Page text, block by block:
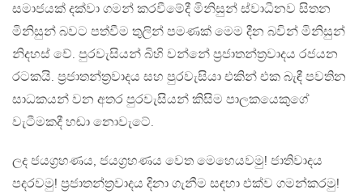
සමාජයක් දක්වා ගමන් කරවීමේදී මිනිසුන් ස්වාධීනව සිතන
මිනිසුන් බවට පත්වීම තුලින් පමණක් මෙම දීන බවින් මිනිසුන්
නිදහස් වේ. පුරවැසියන් බිහි වන්නේ ප්‍රජාතන්ත්‍රවාදය රජයන
රටකයි. ප්‍රජාතන්ත්‍රවාදය සහ පුරවැසියා එකින් එක බැඳී පවතින
සාධකයන් වන අතර පුරවැසියන් කිසිම පාලකයෙකුගේ
වැටීමකදී හඬා නොවැටේ.
ලද ජයග්‍රහණය, ජයග්‍රහණය වෙත මෙහෙයවමු! ජාතිවාදය
පදරවමු! ප්‍රජාතන්ත්‍රවාදය දිනා ගැනීම සඳහා එක්ව ගමන්කරමු!